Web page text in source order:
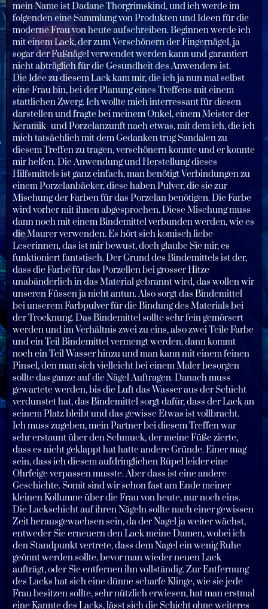
mein Name ist Dadane Thorgrimskind, und ich werde im
folgenden eine Sammlung von Produkten und Ideen für die
moderne Frau von heute aufschreiben. Beginnen werde ich
mit einem Lack, der zum Verschönern der Fingernägel, ja
sogar der Fußnägel verwendet werden kann und garantiert
nicht abträglich für die Gesundheit des Anwenders ist.
Die Idee zu diesem Lack kam mir, die ich ja nun mal selbst
eine Frau bin, bei der Planung eines Treffens mit einem
stattlichen Zwerg. Ich wollte mich interressant für diesen
darstellen und fragte bei meinem Onkel, einem Meister der
Keramik- und Porzelanzunft nach etwas, mit dem ich, die ich
mich tatsächlich mit dem Gedanken trug Sandalen zu
diesem Treffen zu tragen, verschönern konnte und er konnte
mir helfen. Die Anwendung und Herstellung dieses
Hilfsmittels ist ganz einfach, man benötigt Verbindungen zu
einem Porzelanbäcker, diese haben Pulver, die sie zur
Mischung der Farben für das Porzelan benötigen. Die Farbe
wird vorher mit ihnen abgesprochen. Diese Mischung muss
dann noch mit einem Bindemittel verbunden werden, wie es
die Maurer verwenden. Es hört sich komisch liebe
Leserinnen, das ist mir bewust, doch glaube Sie mir, es
funktioniert fantstisch. Der Grund des Bindemittels ist der,
dass die Farbe für das Porzellen bei grosser Hitze
unabänderlich in das Material gebrannt wird, das wollen wir
unseren Füssen ja nicht antun. Also sorgt das Bindemittel
bei unserem Farbpulver für die Bindung des Materials bei
der Trocknung. Das Bindemittel sollte sehr fein gemörsert
werden und im Verhältnis zwei zu eins, also zwei Teile Farbe
und ein Teil Bindemittel vermengt werden, dann kommt
noch ein Teil Wasser hinzu und man kann mit einem feinen
Pinsel, den man sich vielleicht bei einem Maler besorgen
sollte das ganze auf die Nägel Auftragen. Danach muss
gewartete werden, bis die Luft das Wasser aus der Schicht
verdunstet hat, das Bindemittel sorgt dafür, dass der Lack an
seinem Platz bleibt und das gewisse Etwas ist vollbracht.
Ich muss zugeben, mein Partner bei diesem Treffen war
sehr erstaunt über den Schmuck, der meine Füße zierte,
dass es nicht geklappt hat hatte andere Gründe. Einer mag
sein, dass ich diesem aufdringlichen Rüpel leider eine
Ohrfeige verpassen musste. Aber dass ist eine andere
Geschichte. Somit sind wir schon fast am Ende meiner
kleinen Kollumne über die Frau von heute, nur noch eins.
Die Lackschicht auf ihren Nägeln sollte nach einer gewissen
Zeit herausgewachsen sein, da der Nagel ja weiter wächst,
entweder Sie erneuern den Lack meine Damen, wobei ich
den Standpunkt vertrete, dass dem Nagel ein wenig Ruhe
geönnt werden sollte, bevor man wieder neuen Lack
aufträgt, oder Sie entfernen ihn vollständig. Zur Entfernung
des Lacks hat sich eine dünne scharfe Klinge, wie sie jede
Frau besitzen sollte, sehr nützlich erwiesen, hat man erstmal
eine Kannte des Lacks, lässt sich die Schicht ohne weiteres